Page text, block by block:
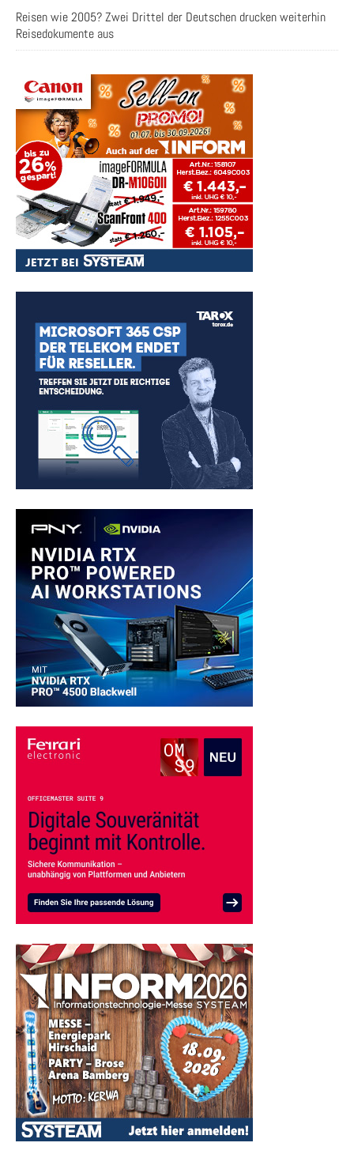
Reisen wie 2005? Zwei Drittel der Deutschen drucken weiterhin
Reisedokumente aus